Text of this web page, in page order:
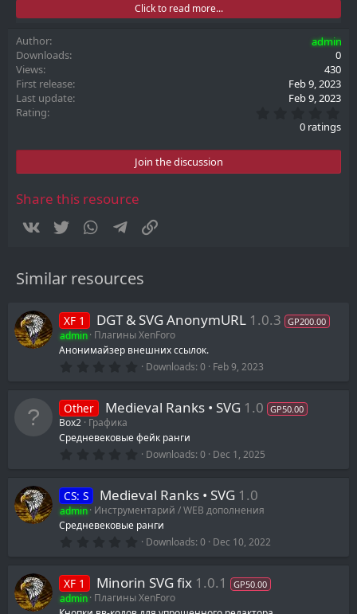
Click to read more...
Author
admin
Downloads
0
Views
430
First release
Feb 9, 2023
Last update
Feb 9, 2023
Rating
.
0
t
0 ratings
Join the discussion
Share this resource
Vkontakte
Twitter WhatsAppTelegram
Similar resources
XF 1 DGT & SVG AnonymURL 1.0.3 GP200.00
admin Плагины XenForo
Анонимайзер внешних ссылок.
0
s
a
r
Downloads 0 Feb 9, 2023
Other Medieval Ranks • SVG 1.0 GP50.00
Box2 Графика
Средневековые фейк ранги
0
s
t
a
r
Downloads 0 Dec 1, 2025
CS: S Medieval Ranks • SVG 1.0
admin Инструментарий / WEB дополнения
Средневековые ранги
0
s
t
a
Downloads 0 Dec 10, 2022
XF 1 Minorin SVG fix 1.0.1 GP50.00
admin Плагины XenForo